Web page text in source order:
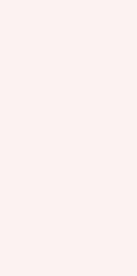
Packen
am Abend vor dem
schon gar nicht bei
hier: Besser frühzeitig
und selten benutzte
bis acht Wochen vor
Bestenfalls bringst Du die
Gegenstände
Wohnort.